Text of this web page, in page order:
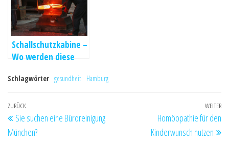
Schallschutzkabine –
Wo werden diese
Schlagwörter gesundheit Hamburg
Beitragsnavigation
Vorheriger
Beitrag
ZURÜCK
Sie suchen eine Büroreinigung
München?
WEITER
Homöopathie für den
Kinderwunsch nutzen